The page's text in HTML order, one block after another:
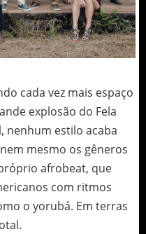
cada vez mais espaço
explosão do Fela
nenhum estilo acaba
mesmo os gêneros
afrobeat, que
com ritmos
o yorubá. Em terras